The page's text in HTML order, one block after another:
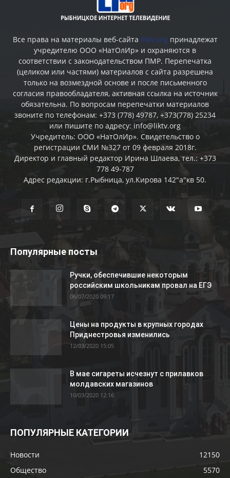
Все права на материалы веб-сайта liktv.org принадлежат
учредителю ООО «НатОлИр» и охраняются в
соответствии с законодательством ПМР. Перепечатка
(целиком или частями) материалов c сайта разрешена
только на возмездной основе и после письменного
согласия правообладателя, активная ссылка на источник
обязательна. По вопросам перепечатки материалов
звоните по телефонам: +373 (778) 49787, +373(778) 25234
или пишите по адресу: info@liktv.org
Учредитель: ООО «НатОлИр». Свидетельство о
регистрации СМИ №327 от 09 февраля 2018г.
Директор и главный редактор Ирина Шлаева, тел.: +373
778 49-787
Адрес редакции: г.Рыбница, ул.Кирова 142"а"кв 50.
Популярные посты
Ручки, обеспечившие некоторым
российским школьникам провал на ЕГЭ
06/07/2020 09:17
Цены на продукты в крупных городах
Приднестровья изменились
12/03/2020 15:05
В мае сигареты исчезнут с прилавков
молдавских магазинов
10/03/2020 12:16
ПОПУЛЯРНЫЕ КАТЕГОРИИ
Новости
12150
Общество
5570